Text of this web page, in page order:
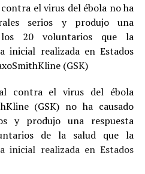
el virus del ébola no ha
serios y produjo una
20 voluntarios que la
inicial realizada en Estados
(GSK)
contra el virus del ébola
(GSK) no ha causado
y produjo una respuesta
de la salud que la
inicial realizada en Estados